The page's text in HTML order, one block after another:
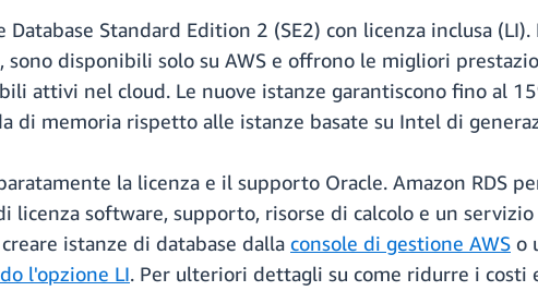
Standard Edition 2 (SE2) con licenza inclusa
disponibili solo su AWS e offrono le migliori
attivi nel cloud. Le nuove istanze garantiscono fino al
memoria rispetto alle istanze basate su Intel di
la licenza e il supporto Oracle. Amazon RDS
software, supporto, risorse di calcolo e un servizio
istanze di database dalla console di gestione AWS o
l'opzione LI. Per ulteriori dettagli su come ridurre i costi